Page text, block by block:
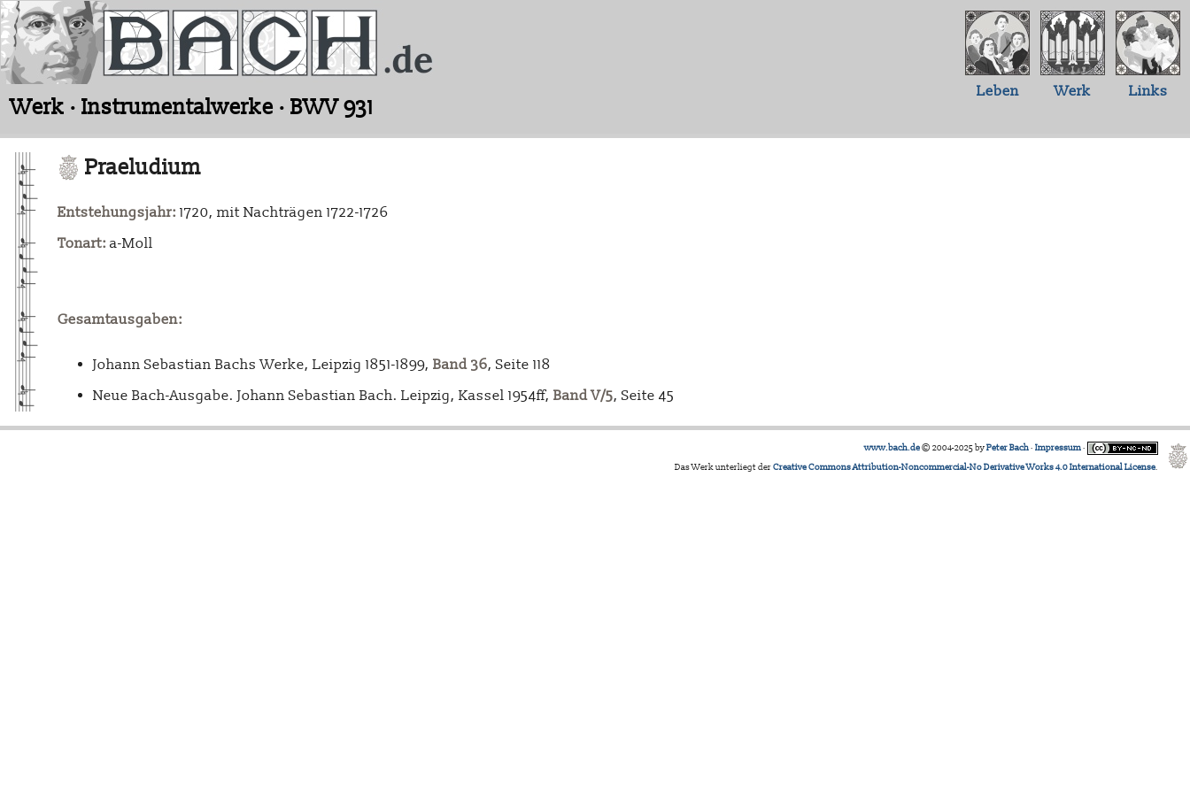
Werk · Instrumentalwerke · BWV 931
Leben Werk Links
Praeludium
Entstehungsjahr: 1720, mit Nachträgen 1722-1726
Tonart: a-Moll
Gesamtausgaben:
Johann Sebastian Bachs Werke, Leipzig 1851-1899, Band 36, Seite 118
Neue Bach-Ausgabe. Johann Sebastian Bach. Leipzig, Kassel 1954ff, Band V/5, Seite 45
www.bach.de© 2004-2025 byPeter Bach· Impressum·
Das Werk unterliegt derCreative Commons Attribution-Noncommercial-No Derivative Works 4.0 International License.